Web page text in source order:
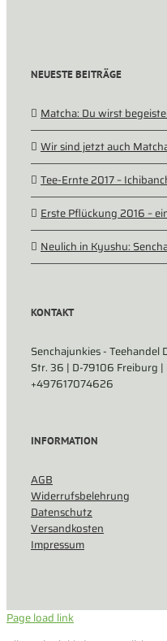
NEUESTE BEITRÄGE
Matcha: Du wirst
Wir sind jetzt auch
Tee-Ernte 2017 –
Erste Pflückung 2016 –
Neulich in Kyushu:
KONTAKT
Senchajunkies - Teehandel
Str. 36 | D-79106 Freiburg |
+497617074626
INFORMATION
AGB
Widerrufsbelehrung
Datenschutz
Versandkosten
Impressum
Page load link